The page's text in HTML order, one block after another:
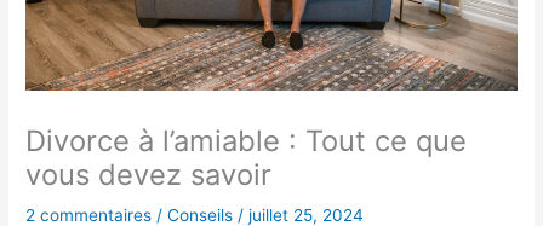
Divorce à l’amiable : Tout ce que
vous devez savoir
2 commentaires /Conseils /juillet 25, 2024